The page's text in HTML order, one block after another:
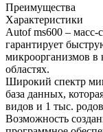
Преимущества
Характеристики
Autof ms600 – масс-
гарантирует
микроорганизмов в
областях.
Широкий спектр
база данных,
видов и 1 тыс. родов
Возможность